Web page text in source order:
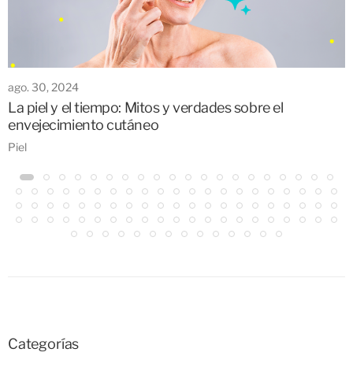
ago. 30, 2024
La piel y el tiempo: Mitos y verdades sobre el
envejecimiento cutáneo
Piel
Categorías